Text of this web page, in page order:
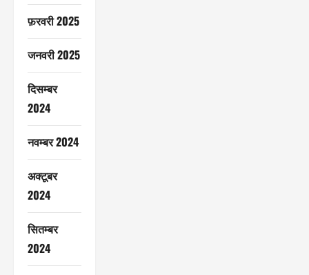
फ़रवरी 2025
जनवरी 2025
दिसम्बर
2024
नवम्बर 2024
अक्टूबर
2024
सितम्बर
2024